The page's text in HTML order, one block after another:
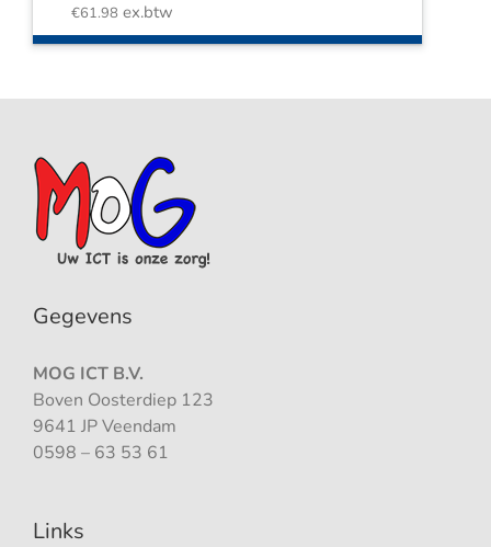
€61.98 ex.btw
Gegevens
MOG ICT B.V.
Boven Oosterdiep 123
9641 JP Veendam
0598 – 63 53 61
Links